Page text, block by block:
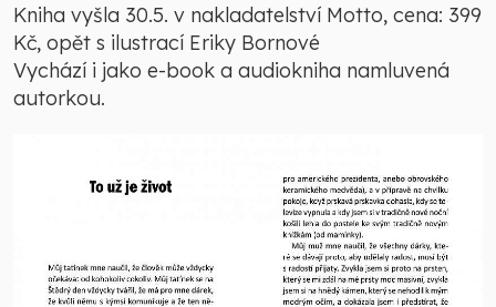
Kniha vyšla 30.5. v nakladatelství Motto, cena: 399
Kč, opět s ilustrací Eriky Bornové
Vychází i jako e-book a audiokniha namluvená
autorkou.